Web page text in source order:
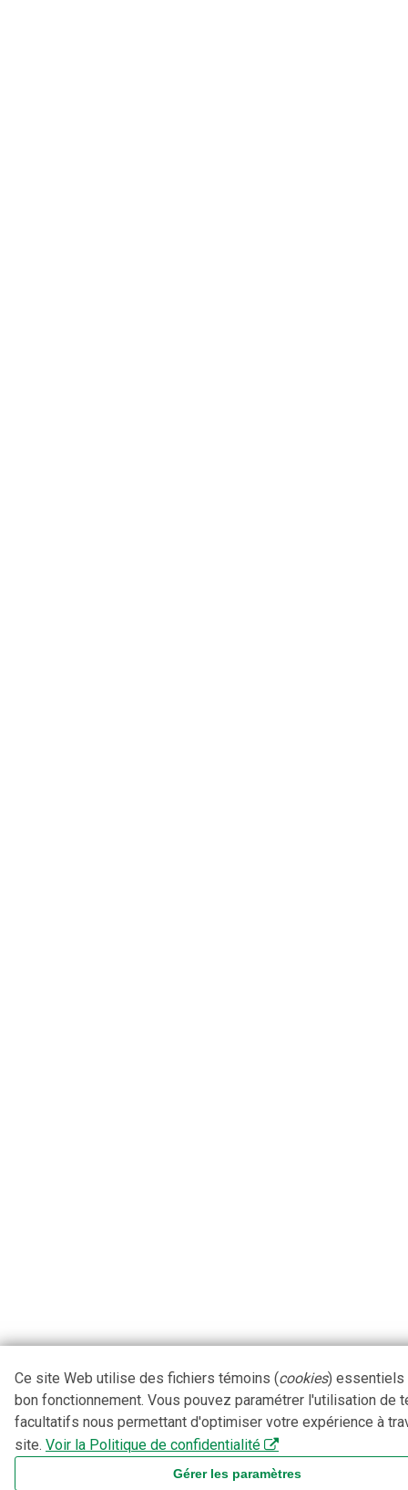
Ce site Web utilise des fichiers témoins (cookies) essentiels
bon fonctionnement. Vous pouvez paramétrer l'utilisation de
facultatifs nous permettant d'optimiser votre expérience à
site. Voir la Politique de confidentialité
Gérer les paramètres